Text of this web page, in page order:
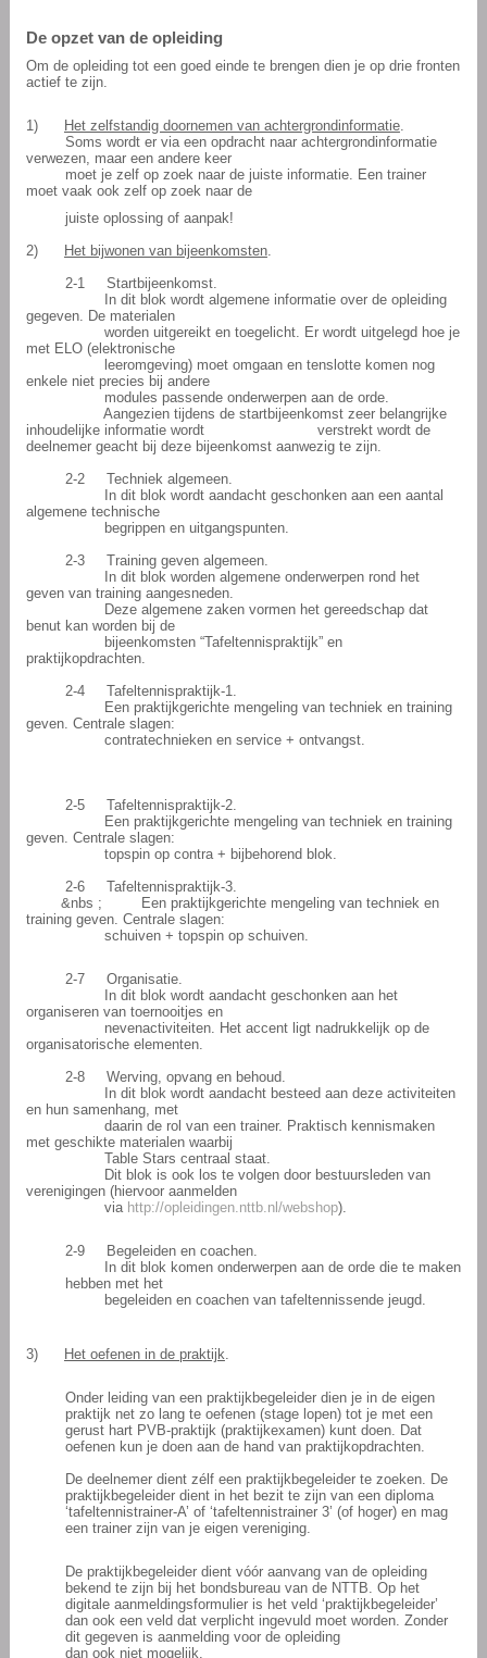
De opzet van de opleiding
Om de opleiding tot een goed einde te brengen dien je op drie fronten
actief te zijn.
1) Het zelfstandig doornemen van achtergrondinformatie.
Soms wordt er via een opdracht naar achtergrondinformatie
verwezen, maar een andere keer
moet je zelf op zoek naar de juiste informatie. Een trainer
moet vaak ook zelf op zoek naar de
juiste oplossing of aanpak!
2)
Het bijwonen van bijeenkomsten.
2-1
Startbijeenkomst.
In dit blok wordt algemene informatie over de opleiding
gegeven. De materialen
worden uitgereikt en toegelicht. Er wordt uitgelegd hoe je
met ELO (elektronische
leeromgeving) moet omgaan en tenslotte komen nog
enkele niet precies bij andere
modules passende onderwerpen aan de orde.
Aangezien tijdens de startbijeenkomst zeer belangrijke
inhoudelijke informatie wordt
verstrekt wordt de
deelnemer geacht bij deze bijeenkomst aanwezig te zijn.
2-2
Techniek algemeen.
In dit blok wordt aandacht geschonken aan een aantal
algemene technische
begrippen en uitgangspunten.
2-3
Training geven algemeen.
In dit blok worden algemene onderwerpen rond het
geven van training aangesneden.
Deze algemene zaken vormen het gereedschap dat
benut kan worden bij de
bijeenkomsten “Tafeltennispraktijk” en
praktijkopdrachten.
2-4
Tafeltennispraktijk-1.
Een praktijkgerichte mengeling van techniek en training
geven. Centrale slagen:
contratechnieken en service + ontvangst.
2-5
Tafeltennispraktijk-2.
Een praktijkgerichte mengeling van techniek en training
geven. Centrale slagen:
topspin op contra + bijbehorend blok.
2-6
Tafeltennispraktijk-3.
&nbs ;
Een praktijkgerichte mengeling van techniek en
training geven. Centrale slagen:
schuiven + topspin op schuiven.
2-7
Organisatie.
In dit blok wordt aandacht geschonken aan het
organiseren van toernooitjes en
nevenactiviteiten. Het accent ligt nadrukkelijk op de
organisatorische elementen.
2-8
Werving, opvang en behoud.
In dit blok wordt aandacht besteed aan deze activiteiten
en hun samenhang, met
daarin de rol van een trainer. Praktisch kennismaken
met geschikte materialen waarbij
Table Stars centraal staat.
Dit blok is ook los te volgen door bestuursleden van
verenigingen (hiervoor aanmelden
via http://opleidingen.nttb.nl/webshop).
2-9
Begeleiden en coachen.
In dit blok komen onderwerpen aan de orde die te maken
hebben met het
begeleiden en coachen van tafeltennissende jeugd.
3) Het oefenen in de praktijk
Onder leiding van een praktijkbegeleider dien je in de eigen
praktijk net zo lang te oefenen (stage lopen) tot je met een
gerust hart PVB-praktijk (praktijkexamen) kunt doen. Dat
oefenen kun je doen aan de hand van praktijkopdrachten.
De deelnemer dient zélf een praktijkbegeleider te zoeken. De
praktijkbegeleider dient in het bezit te zijn van een diploma
‘tafeltennistrainer-A’ of ‘tafeltennistrainer 3’ (of hoger) en mag
een trainer zijn van je eigen vereniging.
De praktijkbegeleider dient vóór aanvang van de opleiding
bekend te zijn bij het bondsbureau van de NTTB. Op het
digitale aanmeldingsformulier is het veld ‘praktijkbegeleider’
dan ook een veld dat verplicht ingevuld moet worden. Zonder
dit gegeven is aanmelding voor de opleiding
dan ook niet mogelijk.